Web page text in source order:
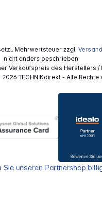
Mehrwertsteuer zzgl.
nicht anders beschrieben
Verkaufspreis des Herstellers /
TECHNIKdirekt - Alle Rechte